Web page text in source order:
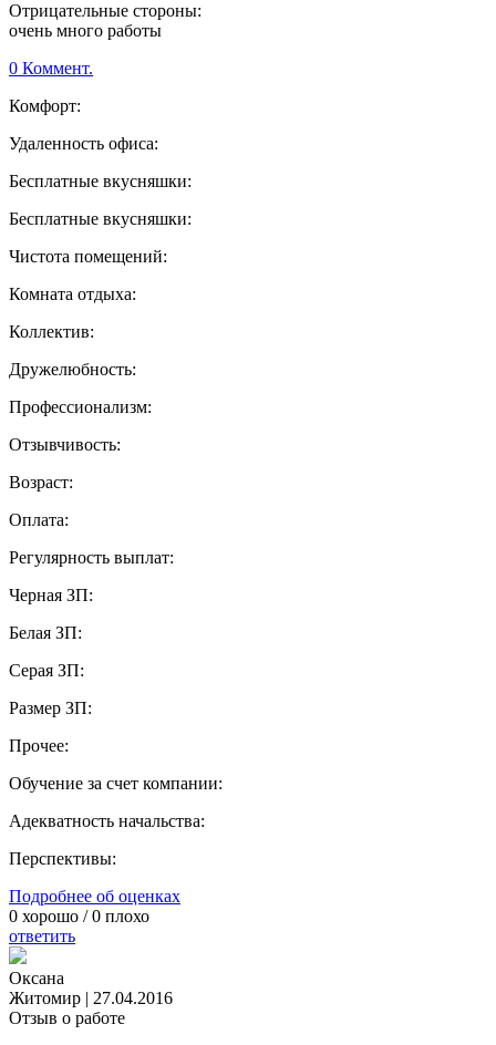
Отрицательные стороны:
очень много работы
0 Коммент.
Комфорт:
Удаленность офиса:
Бесплатные вкусняшки:
Бесплатные вкусняшки:
Чистота помещений:
Комната отдыха:
Коллектив:
Дружелюбность:
Профессионализм:
Отзывчивость:
Возраст:
Оплата:
Регулярность выплат:
Черная ЗП:
Белая ЗП:
Серая ЗП:
Размер ЗП:
Прочее:
Обучение за счет компании:
Адекватность начальства:
Перспективы:
Подробнее об оценках
0 хорошо /0 плохо
ответить
Оксана
Житомир | 27.04.2016
Отзыв о работе